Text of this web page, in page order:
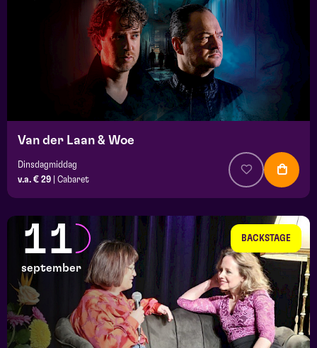
Van der Laan & Woe
Dinsdagmiddag
v.a. € 29
Cabaret
BACKSTAGE
11
september